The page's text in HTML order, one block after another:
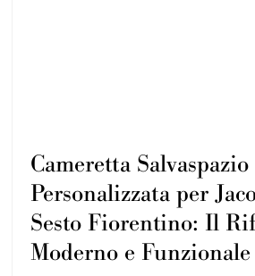
Cameretta Salvaspazio
Personalizzata per
Sesto Fiorentino: Il
Moderno e Funzionale